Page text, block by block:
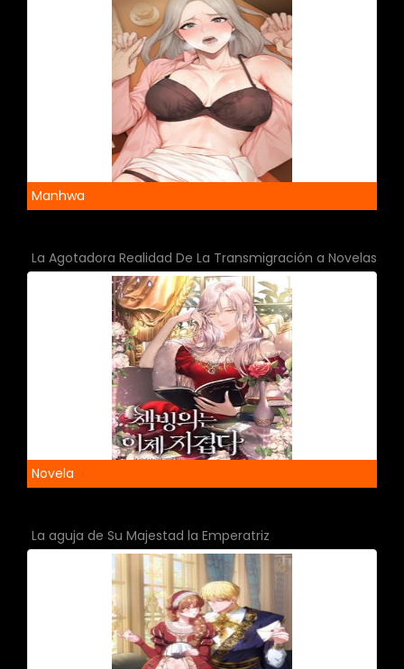
Manhwa
La Agotadora Realidad De La Transmigración a Novelas -
Novela
La aguja de Su Majestad la Emperatriz